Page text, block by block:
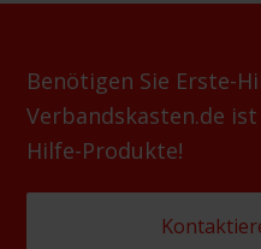
Benötigen Sie Erste-
Verbandskasten.de
Hilfe-Produkte!